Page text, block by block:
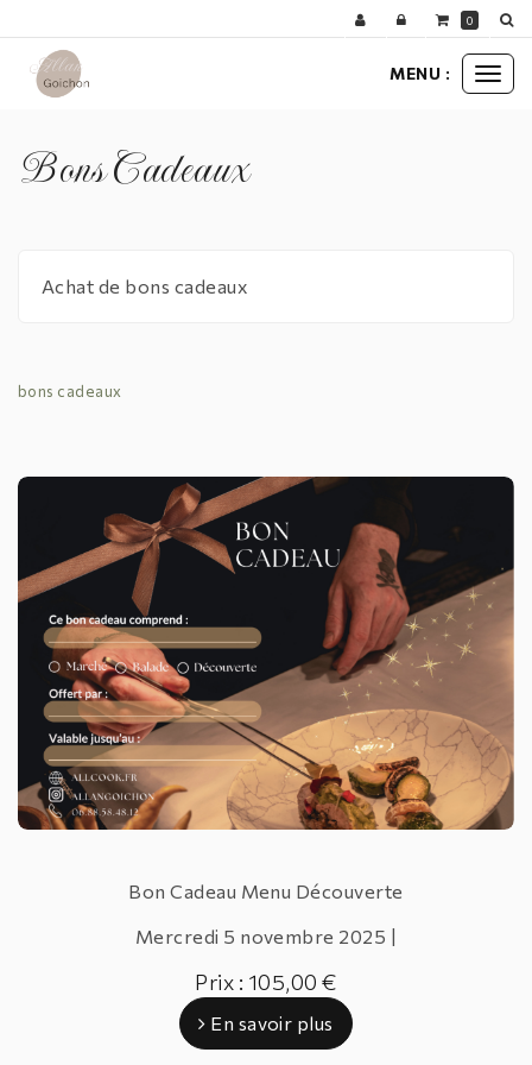
MENU :
Bons Cadeaux
Achat de bons cadeaux
bons cadeaux
Bon Cadeau Menu Découverte
Mercredi 5 novembre 2025 |
Prix : 105,00 €
En savoir plus
0